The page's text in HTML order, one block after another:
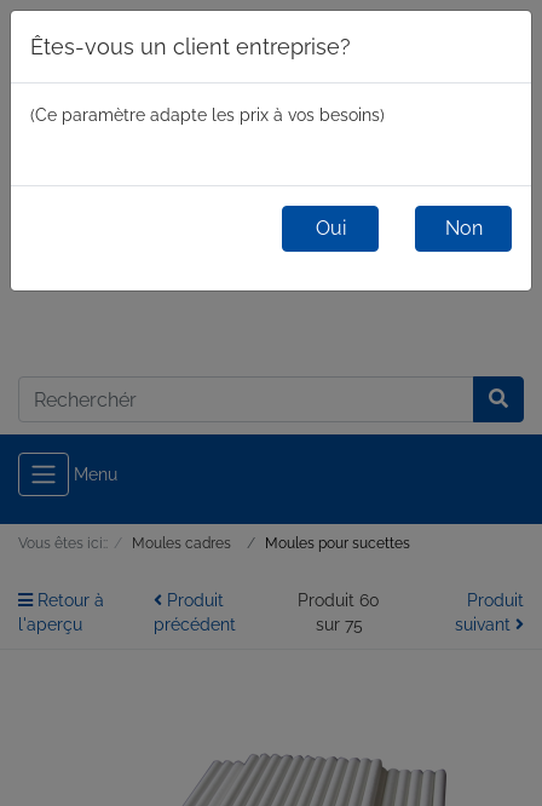
Menu
Êtes-vous un client entreprise?
(Ce paramètre adapte les prix à vos besoins)
Oui Non
Vous êtes ici:: Moules cadres Moules pour sucettes
Retour à
l'aperçu
Produit
précédent
Produit 60
sur 75
Produit
suivant